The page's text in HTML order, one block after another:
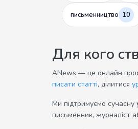
письменництво 10
Для кого
ANews — це онлайн
писати статті, ділитися
Ми підтримуємо сучасну
письменник, журналіст